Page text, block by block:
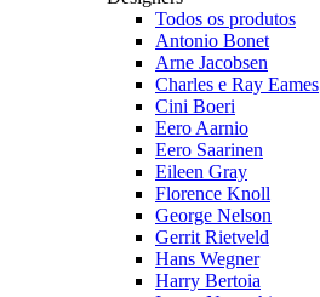
Todos os produtos
Antonio Bonet
Arne Jacobsen
Charles e Ray Eames
Cini Boeri
Eero Aarnio
Eero Saarinen
Eileen Gray
Florence Knoll
George Nelson
Gerrit Rietveld
Hans Wegner
Harry Bertoia